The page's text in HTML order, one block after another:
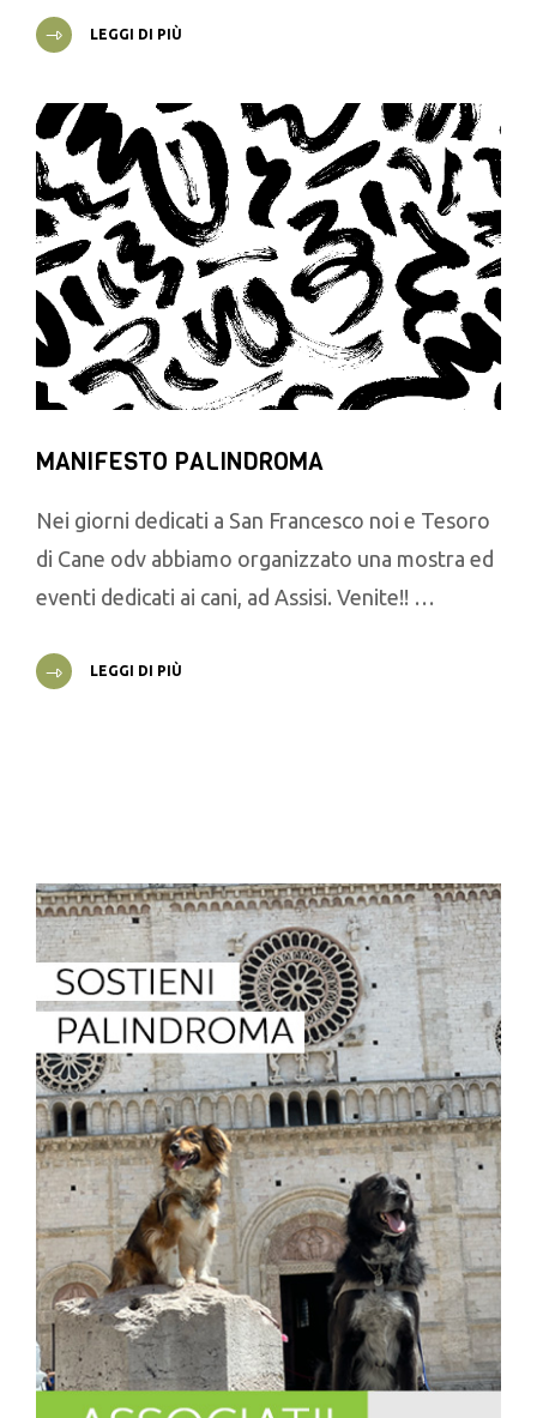
LEGGI DI PIÙ
MANIFESTO PALINDROMA
Nei giorni dedicati a San Francesco noi e Tesoro
di Cane odv abbiamo organizzato una mostra ed
eventi dedicati ai cani, ad Assisi. Venite!! …
LEGGI DI PIÙ